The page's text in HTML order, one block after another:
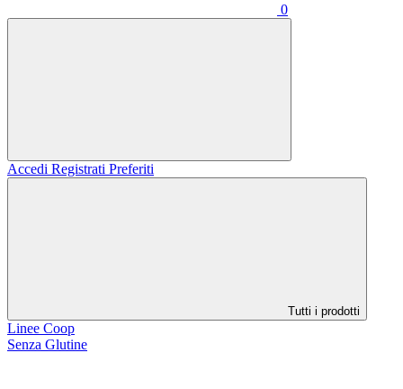
0
Accedi Registrati Preferiti
Tutti i prodotti
Linee Coop
Senza Glutine